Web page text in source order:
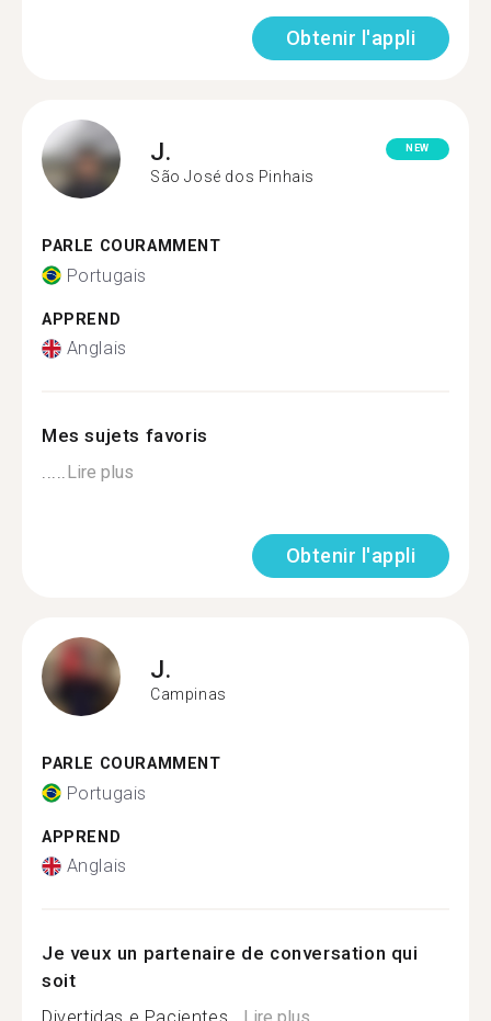
Obtenir l'appli
J.
São José dos Pinhais
NEW
PARLE COURAMMENT
Portugais
APPREND
Anglais
Mes sujets favoris
.....Lire plus
Obtenir l'appli
J.
Campinas
PARLE COURAMMENT
Portugais
APPREND
Anglais
Je veux un partenaire de conversation qui
soit